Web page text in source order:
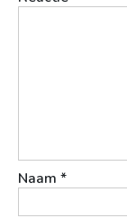
Naam *